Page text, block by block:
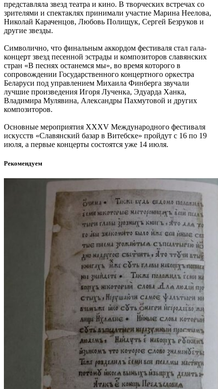
представляла звезд театра и кино. В творческих встречах со
зрителями и спектаклях принимали участие Марина Неелова,
Николай Караченцов, Любовь Полищук, Сергей Безруков и
другие звезды.
Символично, что финальным аккордом фестиваля стал гала-
концерт звезд песенной эстрады и композиторов славянских
стран «В песнях останемся мы», во время которого в
сопровождении Государственного концертного оркестра
Беларуси под управлением Михаила Финберга звучали
лучшие произведения Игоря Лученка, Эдуарда Ханка,
Владимира Мулявина, Александры Пахмутовой и других
композиторов.
Основные мероприятия XXXV Международного фестиваля
искусств «Славянский базар в Витебске» пройдут с 16 по 19
июля, а первые концерты состоятся уже 14 июля.
Рекомендуем